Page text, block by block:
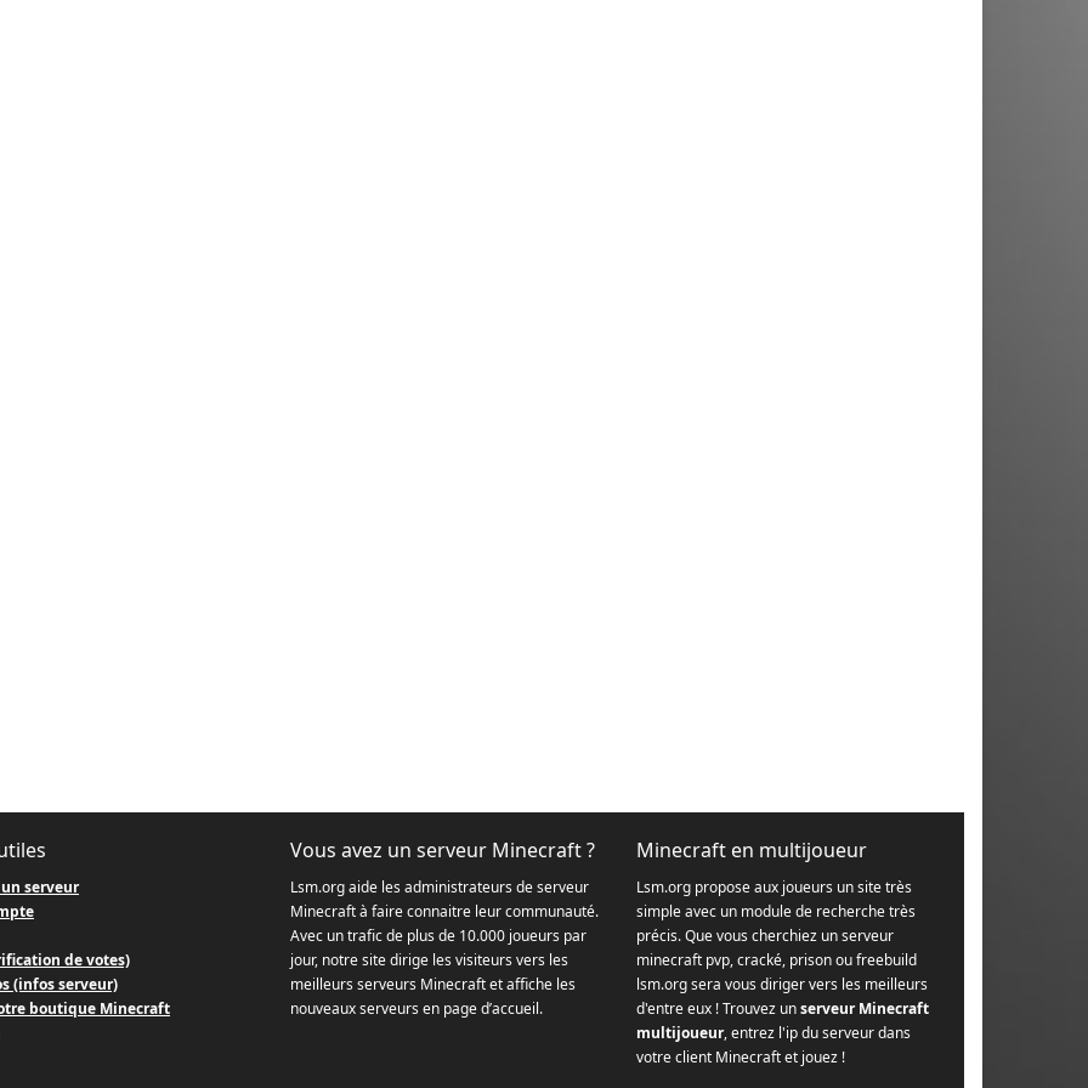
serveur
de votes)
(infos serveur)
boutique Minecraft
Vous avez un serveur Minecraft ?
Lsm.org aide les administrateurs de serveur
Minecraft à faire connaitre leur communauté.
Avec un trafic de plus de 10.000 joueurs par
jour, notre site dirige les visiteurs vers les
meilleurs serveurs Minecraft et affiche les
nouveaux serveurs en page d’accueil.
Minecraft en multijoueur
Lsm.org propose aux joueurs un site très
simple avec un module de recherche très
précis. Que vous cherchiez un serveur
minecraft pvp, cracké, prison ou freebuild
lsm.org sera vous diriger vers les meilleurs
d'entre eux ! Trouvez unserveur Minecraft
multijoueur, entrez l'ip du serveur dans
votre client Minecraft et jouez !